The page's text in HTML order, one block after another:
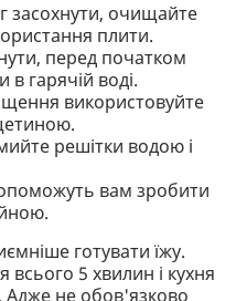
засохнути, очищайте
плити.
перед початком
гарячій воді.
використовуйте
решітки водою і
вам зробити
готувати їжу.
5 хвилин і кухня
не обов'язково